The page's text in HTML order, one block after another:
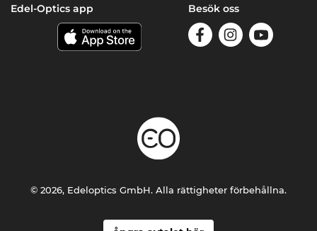
Edel-Optics app Besök oss
© 2026, Edeloptics GmbH. Alla rättigheter förbehållna.